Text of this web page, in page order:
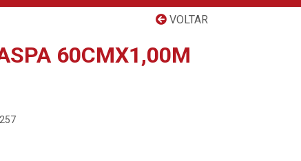
VOLTAR
60CMX1,00M